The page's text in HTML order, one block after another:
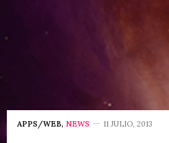
APPS/WEB, NEWS 11 JULIO, 2013